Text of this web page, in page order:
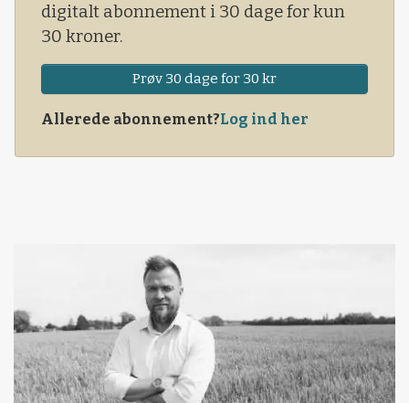
digitalt abonnement i 30 dage for kun
30 kroner.
Prøv 30 dage for 30 kr
Allerede abonnement?Log ind her